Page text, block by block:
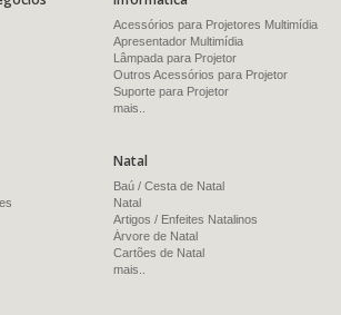
Acessórios para Projetores Multimídia
Apresentador Multimídia
Lâmpada para Projetor
Outros Acessórios para Projetor
Suporte para Projetor
mais..
Natal
Baú / Cesta de Natal
Natal
Artigos / Enfeites Natalinos
Árvore de Natal
Cartões de Natal
mais..